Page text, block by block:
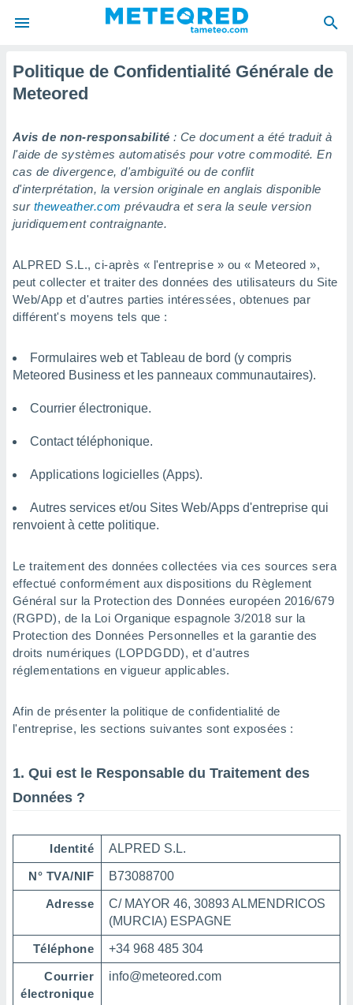
a
par
de
à vous
des
de très
et
vous
de
qu'ils
de
PARAMÈTRES
Politique de Confidentialité Générale de
Meteored
Avis de non-responsabilité : Ce document a été traduit à
l'aide de systèmes automatisés pour votre commodité. En
cas de divergence, d'ambiguïté ou de conflit
d'interprétation, la version originale en anglais disponible
sur theweather.com prévaudra et sera la seule version
juridiquement contraignante.
ALPRED S.L., ci-après « l'entreprise » ou « Meteored »,
peut collecter et traiter des données des utilisateurs du Site
Web/App et d'autres parties intéressées, obtenues par
différent's moyens tels que :
Formulaires web et Tableau de bord (y compris
Meteored Business et les panneaux communautaires).
Courrier électronique.
Contact téléphonique.
Applications logicielles (Apps).
Autres services et/ou Sites Web/Apps d'entreprise qui
renvoient à cette politique.
Le traitement des données collectées via ces sources sera
effectué conformément aux dispositions du Règlement
Général sur la Protection des Données européen 2016/679
(RGPD), de la Loi Organique espagnole 3/2018 sur la
Protection des Données Personnelles et la garantie des
droits numériques (LOPDGDD), et d'autres
réglementations en vigueur applicables.
Afin de présenter la politique de confidentialité de
l'entreprise, les sections suivantes sont exposées :
1. Qui est le Responsable du Traitement des
Données ?
Identité ALPRED S.L.
N° TVA/NIF B73088700
Adresse
C/ MAYOR 46, 30893 ALMENDRICOS
(MURCIA) ESPAGNE
Téléphone +34 968 485 304
Courrier
électronique
info@meteored.com